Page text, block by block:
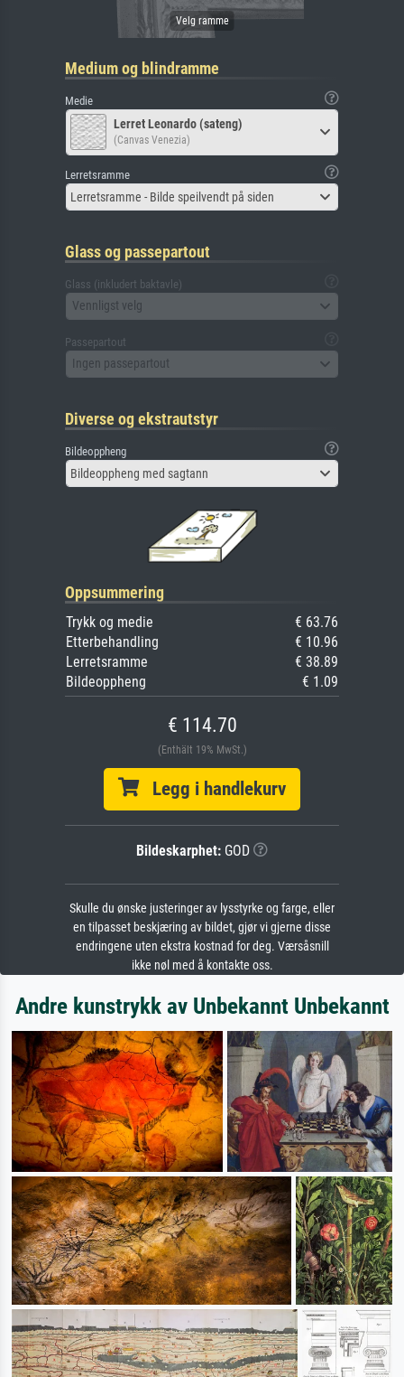
Medium og blindramme
Medie
Lerret Leonardo (sateng)
(Canvas Venezia)
Lerretsramme
Lerretsramme - Bilde speilvendt på siden
Glass og passepartout
Glass (inkludert baktavle)
Vennligst velg
Passepartout
Ingen passepartout
Diverse og ekstrautstyr
Bildeoppheng
Bildeoppheng med sagtann
Oppsummering
Trykk og medie
€ 63.76
Etterbehandling
€ 10.96
Lerretsramme
€ 38.89
Bildeoppheng
€ 1.09
€ 114.70
(Enthält 19% MwSt.)
Legg i handlekurv
Bildeskarphet: GOD
Skulle du ønske justeringer av lysstyrke og farge, eller
en tilpasset beskjæring av bildet, gjør vi gjerne disse
endringene uten ekstra kostnad for deg. Værsåsnill
ikke nøl med å kontakte oss.
Andre kunstrykk av Unbekannt Unbekannt